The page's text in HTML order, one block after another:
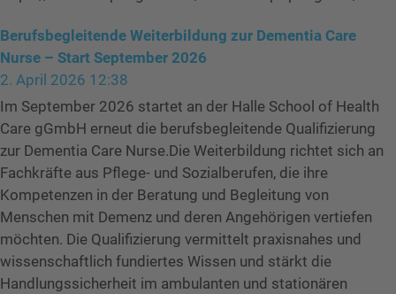
Berufsbegleitende Weiterbildung zur Dementia Care
Nurse – Start September 2026
2. April 2026 12:38
Im September 2026 startet an der Halle School of Health
Care gGmbH erneut die berufsbegleitende Qualifizierung
zur Dementia Care Nurse.Die Weiterbildung richtet sich an
Fachkräfte aus Pflege- und Sozialberufen, die ihre
Kompetenzen in der Beratung und Begleitung von
Menschen mit Demenz und deren Angehörigen vertiefen
möchten. Die Qualifizierung vermittelt praxisnahes und
wissenschaftlich fundiertes Wissen und stärkt die
Handlungssicherheit im ambulanten und stationären